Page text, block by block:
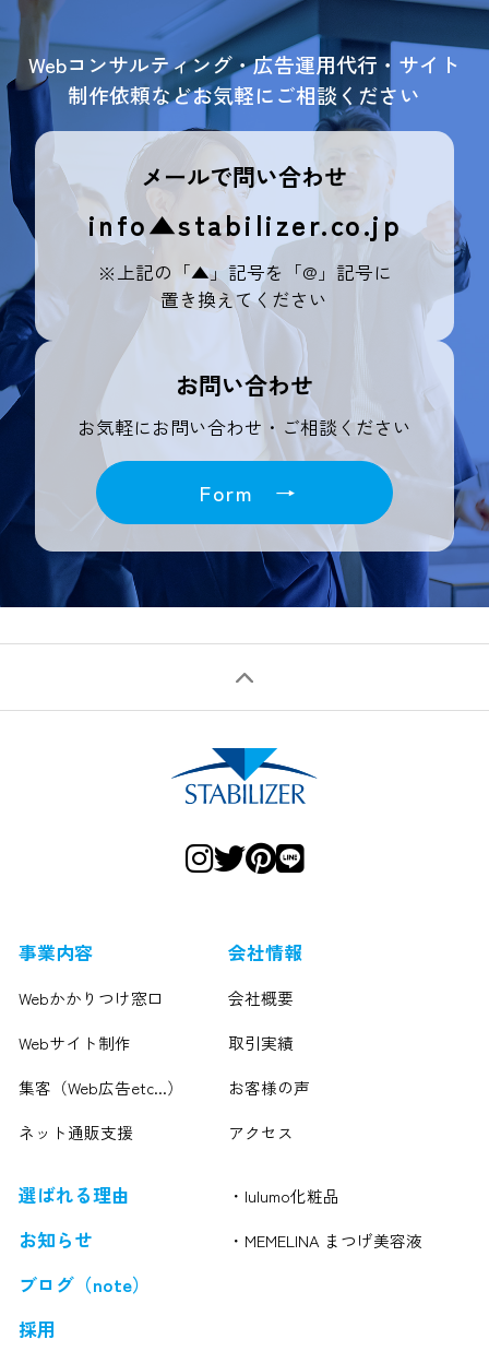
Webコンサルティング・広告運用代行・サイト
制作依頼などお気軽にご相談ください
メールで問い合わせ
info▲stabilizer.co.jp
※上記の「▲」記号を「@」記号に
置き換えてください
お問い合わせ
お気軽にお問い合わせ・ご相談ください
Form
事業内容
Webかかりつけ窓口
Webサイト制作
集客（Web広告etc...）
ネット通販支援
会社情報
会社概要
取引実績
お客様の声
アクセス
選ばれる理由
お知らせ
ブログ（note）
採用
・lulumo化粧品
・MEMELINA まつげ美容液